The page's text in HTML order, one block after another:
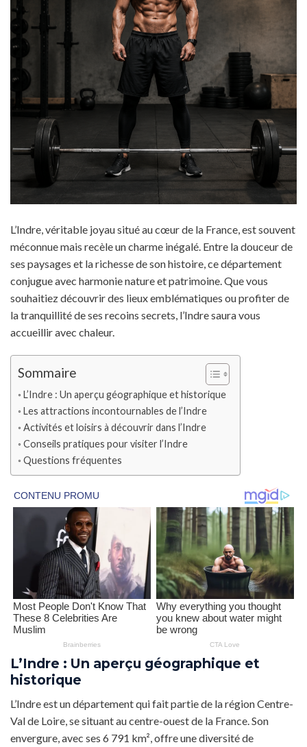
L’Indre, véritable joyau situé au cœur de la France, est souvent
méconnue mais recèle un charme inégalé. Entre la douceur de
ses paysages et la richesse de son histoire, ce département
conjugue avec harmonie nature et patrimoine. Que vous
souhaitiez découvrir des lieux emblématiques ou profiter de
la tranquillité de ses recoins secrets, l’Indre saura vous
accueillir avec chaleur.
Sommaire
L’Indre : Un aperçu géographique et historique
Les attractions incontournables de l’Indre
Activités et loisirs à découvrir dans l’Indre
Conseils pratiques pour visiter l’Indre
Questions fréquentes
L’Indre : Un aperçu géographique et
historique
L’Indre est un département qui fait partie de la région Centre-
Val de Loire, se situant au centre-ouest de la France. Son
envergure, avec ses 6 791 km², offre une diversité de